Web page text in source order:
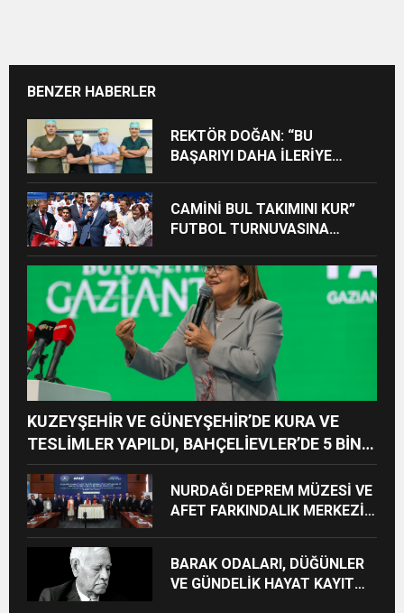
BENZER HABERLER
REKTÖR DOĞAN: “BU
BAŞARIYI DAHA İLERİYE
CAMİNİ BUL TAKIMINI KUR”
FUTBOL TURNUVASINA
BİSİKLET HEDİYE EDİLDİ
KUZEYŞEHİR VE GÜNEYŞEHİR’DE KURA VE
TESLİMLER YAPILDI, BAHÇELİEVLER’DE 5 BİN
KONUTUN TEMELİ ATILDI
NURDAĞI DEPREM MÜZESİ VE
AFET FARKINDALIK MERKEZİ
BARAK ODALARI, DÜĞÜNLER
VE GÜNDELİK HAYAT KAYIT